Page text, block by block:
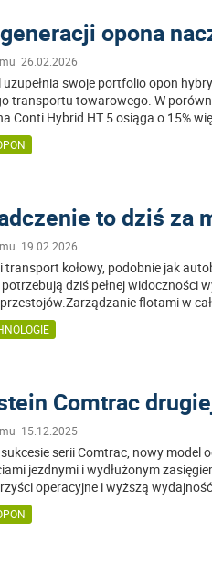
opona
26.02.2026
swoje portfolio opon
transportu towarowego. W
Conti Hybrid HT 5 osiąga o 15%
to dziś za
19.02.2026
transport kołowy, podobnie jak
dziś pełnej widoczności
flotami w
Comtrac
15.12.2025
serii Comtrac, nowy model
jezdnymi i wydłużonym
operacyjne i wyższą